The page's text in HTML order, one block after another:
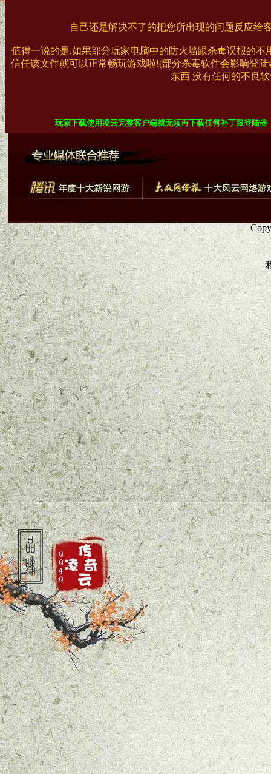
自己还是解决不了的把您所出现的问题反应给
值得一说的是,如果部分玩家电脑中的防火墙跟杀毒误报的
信任该文件就可以正常畅玩游戏啦!(部分杀毒软件会影响登
东西 没有任何的不良
玩家下载使用凌云完整客户端就无须再下载任何补丁跟登陆